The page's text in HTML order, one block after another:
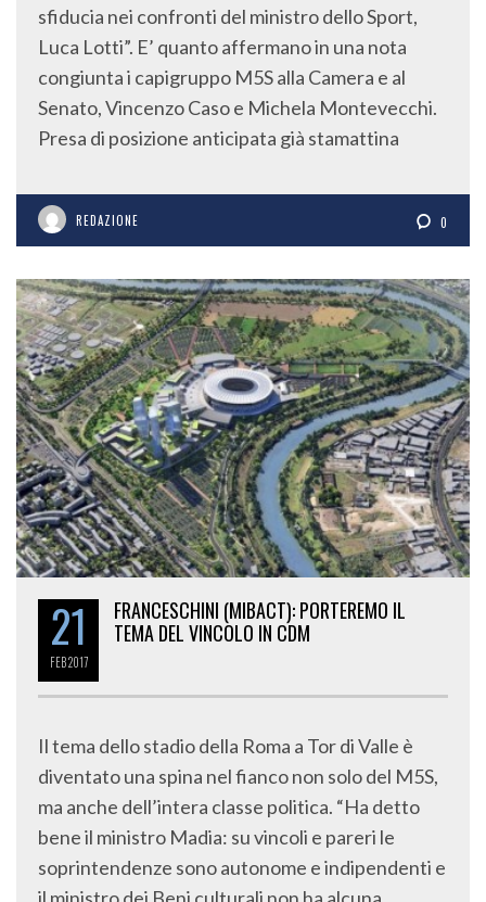
sfiducia nei confronti del ministro dello Sport,
Luca Lotti”. E’ quanto affermano in una nota
congiunta i capigruppo M5S alla Camera e al
Senato, Vincenzo Caso e Michela Montevecchi.
Presa di posizione anticipata già stamattina
REDAZIONE 0
21
FEB2017
FRANCESCHINI (MIBACT): PORTEREMO IL
TEMA DEL VINCOLO IN CDM
Il tema dello stadio della Roma a Tor di Valle è
diventato una spina nel fianco non solo del M5S,
ma anche dell’intera classe politica. “Ha detto
bene il ministro Madia: su vincoli e pareri le
soprintendenze sono autonome e indipendenti e